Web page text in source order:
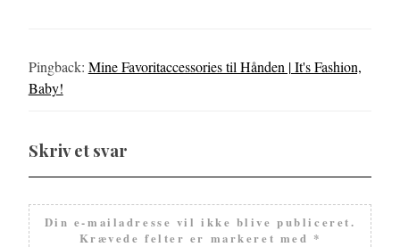
Pingback: Mine Favoritaccessories til Hånden | It's Fashion,
Baby!
Skriv et svar
Din e-mailadresse vil ikke blive publiceret.
Krævede felter er markeret med *